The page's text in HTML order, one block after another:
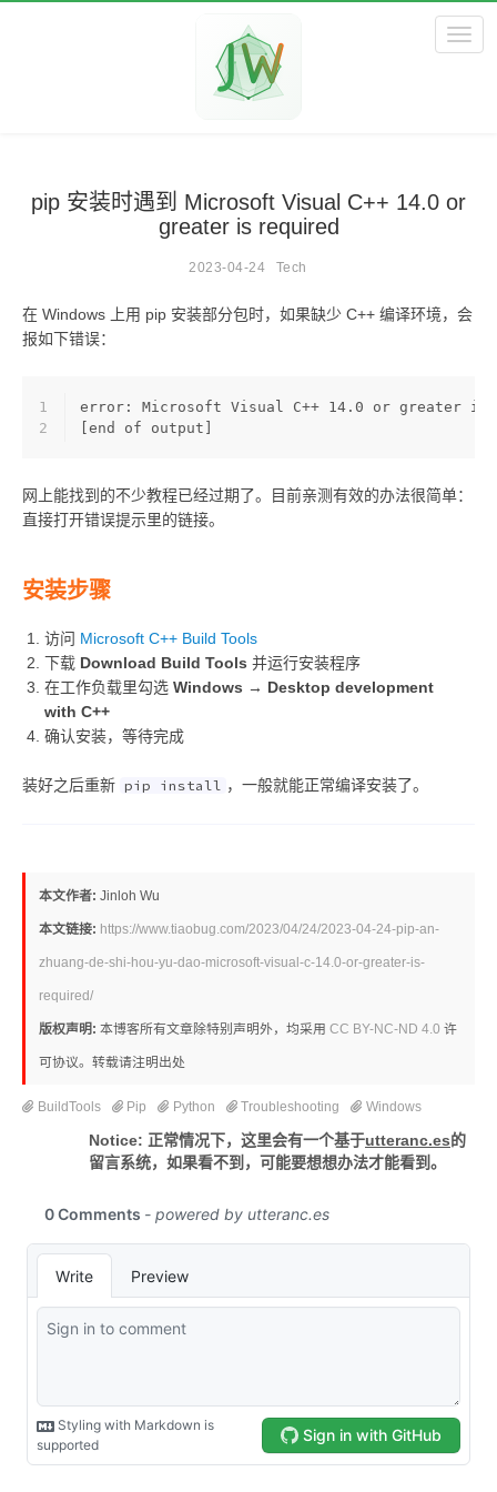
pip 安装时遇到 Microsoft Visual C++ 14.0 or
greater is required
2023-04-24 Tech
在 Windows 上用 pip 安装部分包时，如果缺少 C++ 编译环境，会
报如下错误：
1
2
error: Microsoft Visual C++ 14.0 or greater
[end of output]
网上能找到的不少教程已经过期了。目前亲测有效的办法很简单：
直接打开错误提示里的链接。
安装步骤
访问 Microsoft C++ Build Tools
下载 Download Build Tools 并运行安装程序
在工作负载里勾选 Windows → Desktop development
with C++
确认安装，等待完成
装好之后重新 pip install ，一般就能正常编译安装了。
本文作者: Jinloh Wu
本文链接: https://www.tiaobug.com/2023/04/24/2023-04-24-pip-an-
zhuang-de-shi-hou-yu-dao-microsoft-visual-c-14.0-or-greater-is-
required/
版权声明: 本博客所有文章除特别声明外，均采用 CC BY-NC-ND 4.0 许
可协议。转载请注明出处
BuildTools Pip Python Troubleshooting Windows
Notice: 正常情况下，这里会有一个基于utteranc.es的
留言系统，如果看不到，可能要想想办法才能看到。